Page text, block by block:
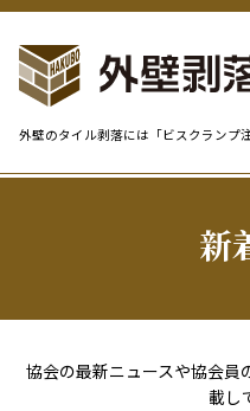
外壁のタイル剥落には「ビスクランプ
新
協会の最新ニュースや協会員
載し